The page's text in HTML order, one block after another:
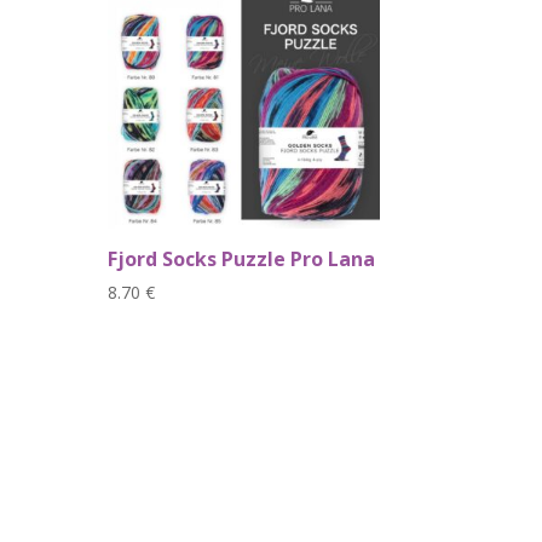
Fjord Socks Puzzle Pro Lana
8.70€